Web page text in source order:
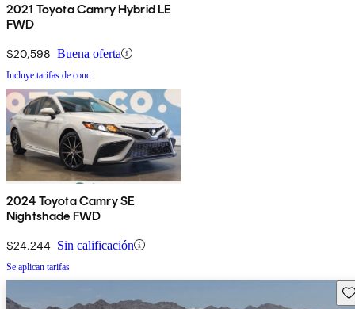
2021 Toyota Camry Hybrid LE
FWD
$20,598 Buena oferta
Incluye tarifas de conc.
2024 Toyota Camry SE
Nightshade FWD
$24,244 Sin calificación
Se aplican tarifas